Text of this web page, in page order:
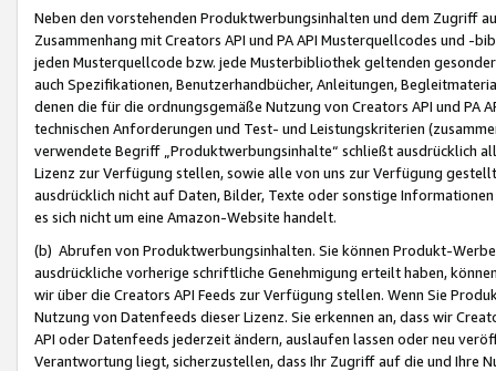
Neben den vorstehenden Produktwerbungsinhalten und dem Zugriff
Zusammenhang mit Creators API und PA API Musterquellcodes und
jeden Musterquellcode bzw. jede Musterbibliothek geltenden
auch Spezifikationen, Benutzerhandbücher, Anleitungen,
denen die für die ordnungsgemäße Nutzung von Creators API und PA
technischen Anforderungen und Test- und Leistungskriterien
verwendete Begriff „Produktwerbungsinhalte“ schließt ausdrücklich
Lizenz zur Verfügung stellen, sowie alle von uns zur Verfügung
ausdrücklich nicht auf Daten, Bilder, Texte oder sonstige
es sich nicht um eine Amazon-Website handelt.
(b) Abrufen von Produktwerbungsinhalten. Sie können Produkt-
ausdrückliche vorherige schriftliche Genehmigung erteilt haben,
wir über die Creators API Feeds zur Verfügung stellen. Wenn Sie
Nutzung von Datenfeeds dieser Lizenz. Sie erkennen an, dass wir
API oder Datenfeeds jederzeit ändern, auslaufen lassen oder neu
Verantwortung liegt, sicherzustellen, dass Ihr Zugriff auf die und Ihre